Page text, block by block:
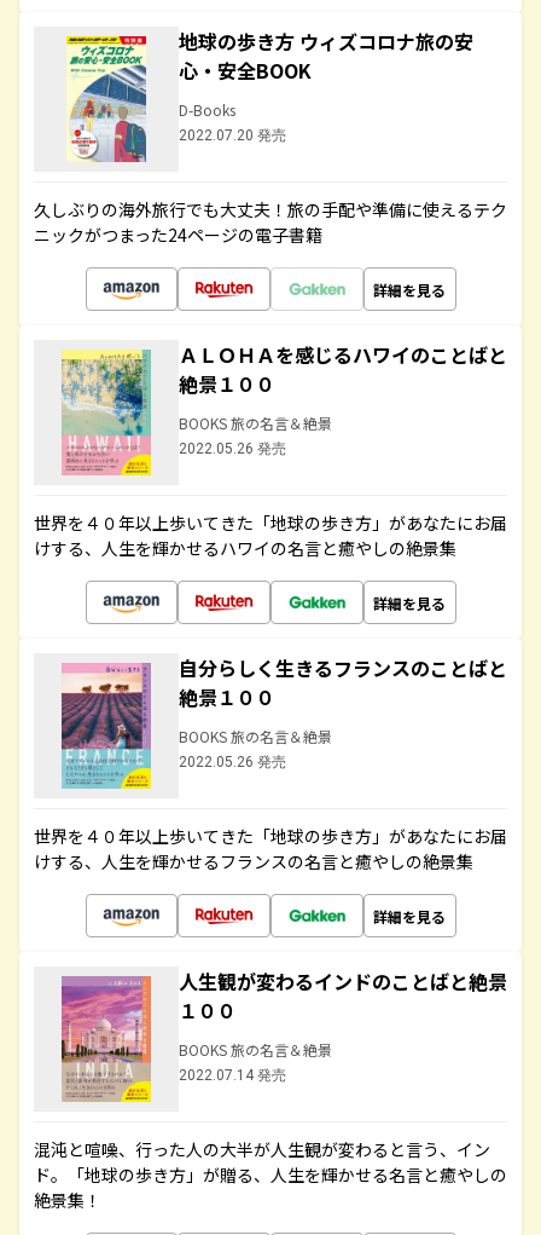
地球の歩き方 ウィズコロナ旅の安
心・安全BOOK
D-Books
2022.07.20 発売
久しぶりの海外旅行でも大丈夫！旅の手配や準備に使えるテク
ニックがつまった24ページの電子書籍
詳細を見る
ＡＬＯＨＡを感じるハワイのことばと
絶景１００
BOOKS 旅の名言＆絶景
2022.05.26 発売
世界を４０年以上歩いてきた「地球の歩き方」があなたにお届
けする、人生を輝かせるハワイの名言と癒やしの絶景集
詳細を見る
自分らしく生きるフランスのことばと
絶景１００
BOOKS 旅の名言＆絶景
2022.05.26 発売
世界を４０年以上歩いてきた「地球の歩き方」があなたにお届
けする、人生を輝かせるフランスの名言と癒やしの絶景集
詳細を見る
人生観が変わるインドのことばと絶景
１００
BOOKS 旅の名言＆絶景
2022.07.14 発売
混沌と喧噪、行った人の大半が人生観が変わると言う、イン
ド。「地球の歩き方」が贈る、人生を輝かせる名言と癒やしの
絶景集！